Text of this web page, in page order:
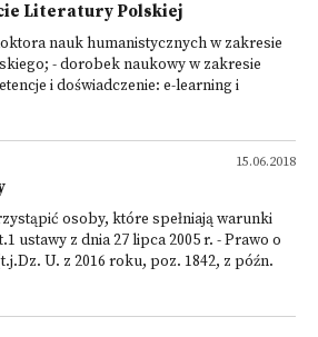
Literatury Polskiej
nauk humanistycznych w zakresie
- dorobek naukowy w zakresie
i doświadczenie: e-learning i
15.06.2018
osoby, które spełniają warunki
ustawy z dnia 27 lipca 2005 r. - Prawo o
U. z 2016 roku, poz. 1842, z późn.